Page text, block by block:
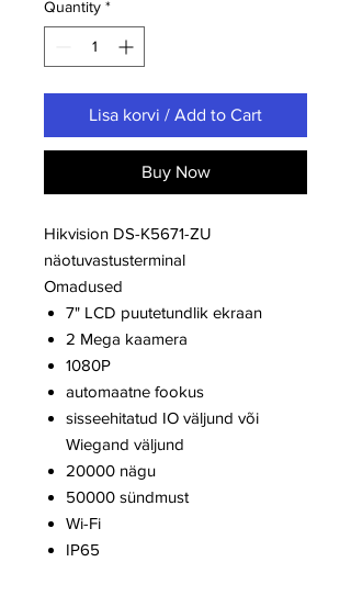
Quantity *
Lisa korvi / Add to Cart
Buy Now
Hikvision DS-K5671-ZU
näotuvastusterminal
Omadused
7" LCD puutetundlik ekraan
2 Mega kaamera
1080P
automaatne fookus
sisseehitatud IO väljund või
Wiegand väljund
20000 nägu
50000 sündmust
Wi-Fi
IP65